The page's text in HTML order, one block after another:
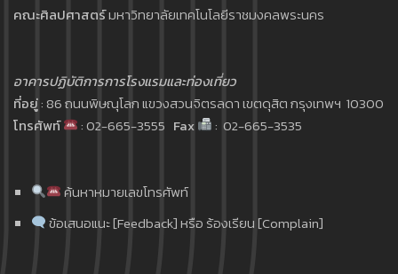
คณะศิลปศาสตร์มหาวิทยาลัยเทคโนโลยีราชมงคลพระนคร
อาคารปฏิบัติการการโรงแรมและท่องเที่ยว
ที่อยู่: 86 ถนนพิษณุโลก แขวงสวนจิตรลดา เขตดุสิต กรุงเทพฯ 10300
โทรศัพท์
: 02-665-3555 Fax : 02-665-3535
ค้นหาหมายเลขโทรศัพท์
ข้อเสนอแนะ [Feedback] หรือ ร้องเรียน [Complain]